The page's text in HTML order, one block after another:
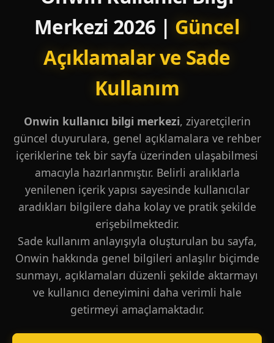
Merkezi 2026 | Güncel
Açıklamalar ve Sade
Kullanım
Onwin kullanıcı bilgi merkezi, ziyaretçilerin
güncel duyurulara, genel açıklamalara ve rehber
içeriklerine tek bir sayfa üzerinden ulaşabilmesi
amacıyla hazırlanmıştır. Belirli aralıklarla
yenilenen içerik yapısı sayesinde kullanıcılar
aradıkları bilgilere daha kolay ve pratik şekilde
erişebilmektedir.
Sade kullanım anlayışıyla oluşturulan bu sayfa,
Onwin hakkında genel bilgileri anlaşılır biçimde
sunmayı, açıklamaları düzenli şekilde aktarmayı
ve kullanıcı deneyimini daha verimli hale
getirmeyi amaçlamaktadır.